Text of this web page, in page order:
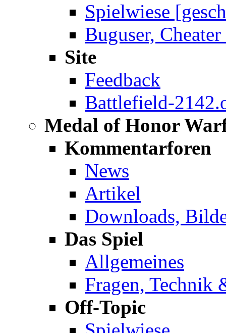
Spielwiese
Buguser,
Site
Feedback
Battlefield-
Medal of Honor
Kommentarforen
News
Artikel
Downloads,
Das Spiel
Allgemeines
Fragen, Technik
Off-Topic